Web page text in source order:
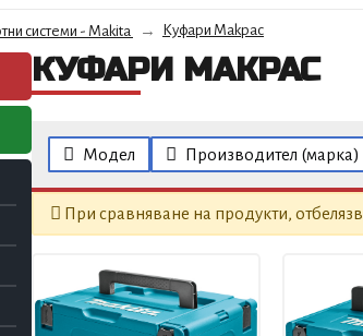
системи - Makita Куфари Makpac
КУФАРИ MAKPAC
Модел Производител (марка)
При сравняване на продукти,